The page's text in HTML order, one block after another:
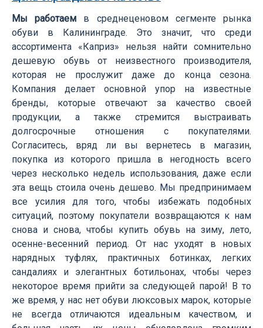
Мы работаем в среднеценовом сегменте рынка
обуви в Калининграде. Это значит, что среди
ассортимента «Каприз» нельзя найти сомнительно
дешевую обувь от неизвестного производителя,
которая не прослужит даже до конца сезона.
Компания делает основной упор на известные
бренды, которые отвечают за качество своей
продукции, а также стремится выстраивать
долгосрочные отношения с покупателями.
Согласитесь, вряд ли вы вернетесь в магазин,
покупка из которого пришла в негодность всего
через несколько недель использования, даже если
эта вещь стоила очень дешево. Мы предпринимаем
все усилия для того, чтобы избежать подобных
ситуаций, поэтому покупатели возвращаются к нам
снова и снова, чтобы купить обувь на зиму, лето,
осенне-весенний период. От нас уходят в новых
нарядных туфлях, практичных ботинках, легких
сандалиях и элегантных ботильонах, чтобы через
некоторое время прийти за следующей парой! В то
же время, у нас нет обуви люксовых марок, которые
не всегда отличаются идеальным качеством, и